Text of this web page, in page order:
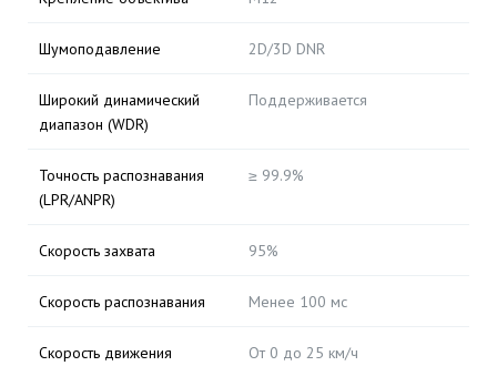
Шумоподавление 2D/3D DNR
Широкий динамический
диапазон (WDR)
Поддерживается
Точность распознавания
(LPR/ANPR)
≥ 99.9%
Скорость захвата 95%
Скорость распознавания Менее 100 мс
Скорость движения
От 0 до 25 км/ч